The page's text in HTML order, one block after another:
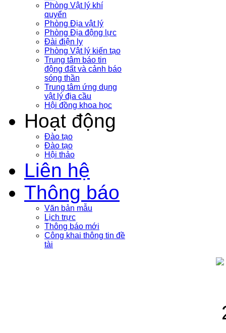
Phòng Vật lý khí
quyển
Phòng Địa vật lý
Phòng Địa động lực
Đài điện ly
Phòng Vật lý kiến tạo
Trung tâm báo tin
động đất và cảnh báo
sóng thần
Trung tâm ứng dụng
vật lý địa cầu
Hội đồng khoa học
Hoạt động
Đào tạo
Đào tạo
Hội thảo
Liên hệ
Thông báo
Văn bản mẫu
Lịch trực
Thông báo mới
Công khai thông tin đề
tài